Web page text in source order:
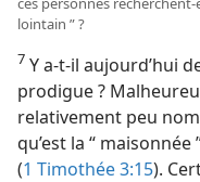
lointain ” ?
7 Y a-​t-​il aujourd’hui
prodigue ?
relativement peu
qu’est la “
(1 Timothée 3:15).